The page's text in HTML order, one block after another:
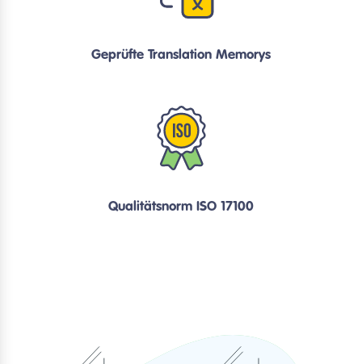
Geprüfte Translation Memorys
Qualitätsnorm ISO 17100